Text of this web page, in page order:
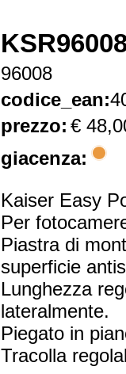
96008
codice_ean:
prezzo: €
giacenza:
Kaiser Easy
Per
Piastra di
superficie
Lunghezza
lateralmente.
Piegato in
Tracolla